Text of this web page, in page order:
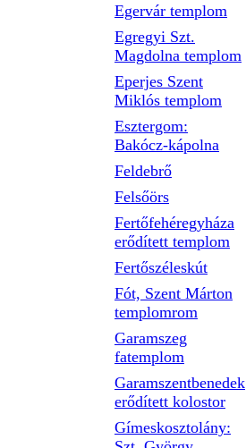
Egervár templom
Egregyi Szt.
Magdolna templom
Eperjes Szent
Miklós templom
Esztergom:
Bakócz-kápolna
Feldebrő
Felsőörs
Fertőfehéregyháza
erődített templom
Fertőszéleskút
Fót, Szent Márton
templomrom
Garamszeg
fatemplom
Garamszentbenedek
erődített kolostor
Gímeskosztolány: